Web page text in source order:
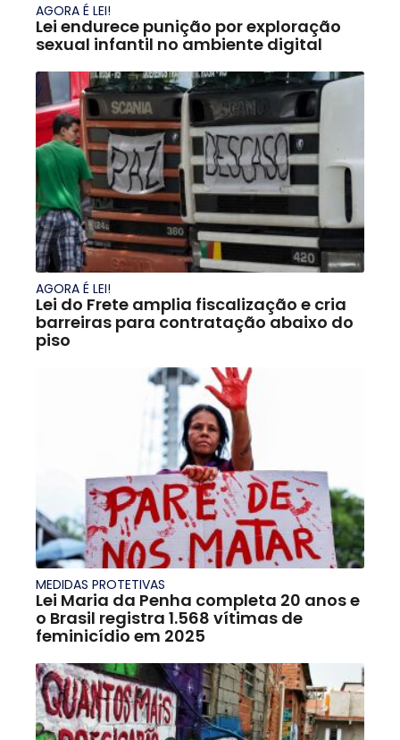
AGORA É LEI!
Lei endurece punição por exploração
sexual infantil no ambiente digital
AGORA É LEI!
Lei do Frete amplia fiscalização e cria
barreiras para contratação abaixo do
piso
MEDIDAS PROTETIVAS
Lei Maria da Penha completa 20 anos e
o Brasil registra 1.568 vítimas de
feminicídio em 2025